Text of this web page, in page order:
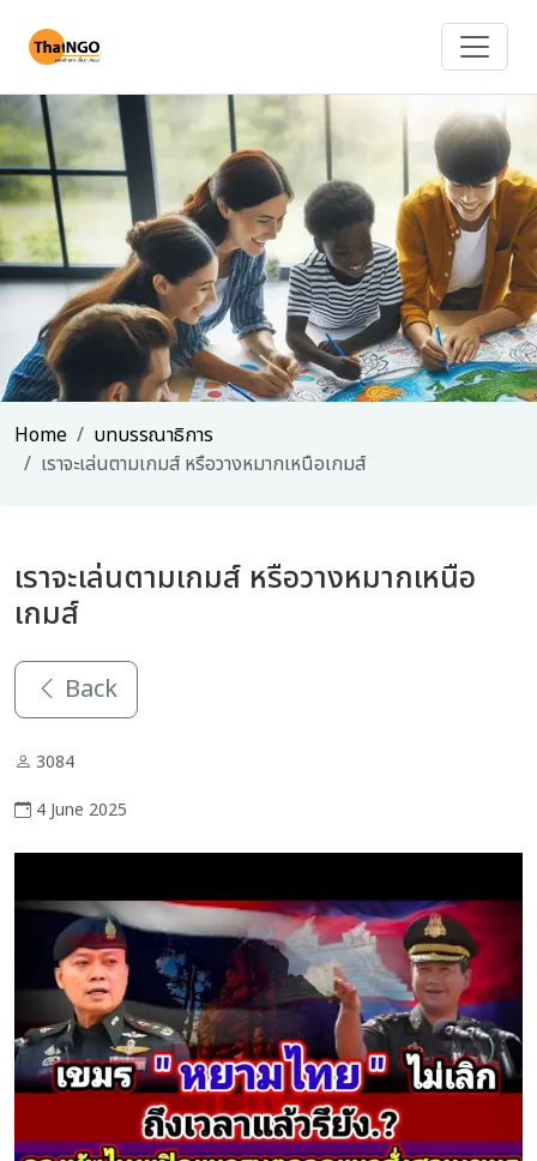
Home
บทบรรณาธิการ
เราจะเล่นตามเกมส์ หรือวางหมากเหนือเกมส์
เราจะเล่นตามเกมส์ หรือวางหมากเหนือ
เกมส์
Back
3084
4 June 2025